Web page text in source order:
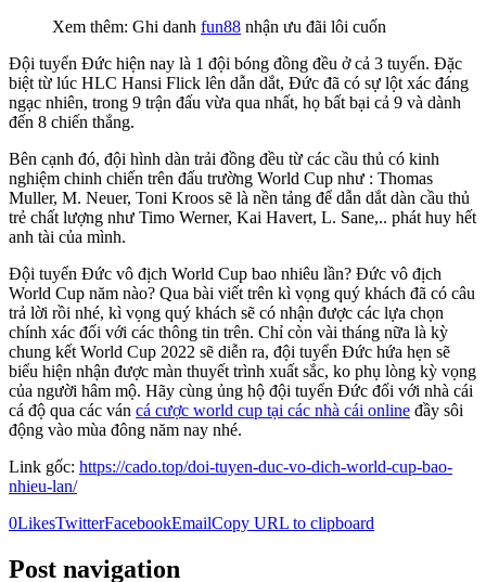
Xem thêm: Ghi danh fun88 nhận ưu đãi lôi cuốn
Đội tuyển Đức hiện nay là 1 đội bóng đồng đều ở cả 3 tuyến. Đặc
biệt từ lúc HLC Hansi Flick lên dẫn dắt, Đức đã có sự lột xác đáng
ngạc nhiên, trong 9 trận đấu vừa qua nhất, họ bất bại cả 9 và dành
đến 8 chiến thắng.
Bên cạnh đó, đội hình dàn trải đồng đều từ các cầu thủ có kinh
nghiệm chinh chiến trên đấu trường World Cup như : Thomas
Muller, M. Neuer, Toni Kroos sẽ là nền tảng để dẫn dắt dàn cầu thủ
trẻ chất lượng như Timo Werner, Kai Havert, L. Sane,.. phát huy hết
anh tài của mình.
Đội tuyển Đức vô địch World Cup bao nhiêu lần? Đức vô địch
World Cup năm nào? Qua bài viết trên kì vọng quý khách đã có câu
trả lời rồi nhé, kì vọng quý khách sẽ có nhận được các lựa chọn
chính xác đối với các thông tin trên. Chỉ còn vài tháng nữa là kỳ
chung kết World Cup 2022 sẽ diễn ra, đội tuyển Đức hứa hẹn sẽ
biểu hiện nhận được màn thuyết trình xuất sắc, ko phụ lòng kỳ vọng
của người hâm mộ. Hãy cùng ủng hộ đội tuyển Đức đối với nhà cái
cá độ qua các ván cá cược world cup tại các nhà cái online đầy sôi
động vào mùa đông năm nay nhé.
Link gốc: https://cado.top/doi-tuyen-duc-vo-dich-world-cup-bao-
nhieu-lan/
0LikesTwitterFacebookEmailCopy URL to clipboard
Post navigation